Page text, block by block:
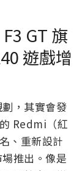
GT 旗
遊戲增
，其實會發
Redmi（紅
、重新設計
推出。像是